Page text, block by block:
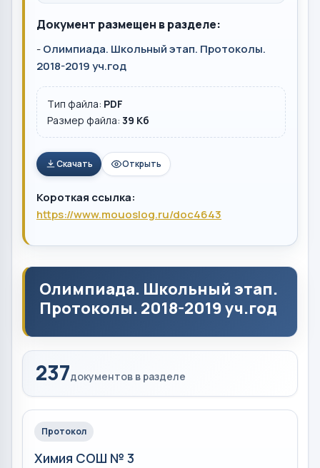
Документ размещен в разделе:
-Олимпиада. Школьный этап. Протоколы.
2018-2019 уч.год
Тип файла: PDF
Размер файла: 39 Кб
Скачать Открыть
Короткая ссылка:
https://www.mouoslog.ru/doc4643
Олимпиада. Школьный этап.
Протоколы. 2018-2019 уч.год
237документов в разделе
Протокол
Химия СОШ № 3